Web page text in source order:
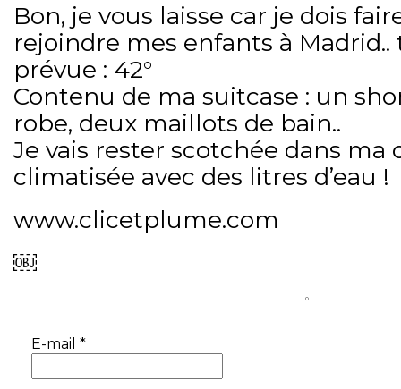
Bon, je vous laisse car je dois
rejoindre mes enfants à
prévue : 42°
Contenu de ma suitcase : un
robe, deux maillots de bain..
Je vais rester scotchée dans ma
climatisée avec des litres d’eau !
www.clicetplume.com
￼
◦
E-mail *